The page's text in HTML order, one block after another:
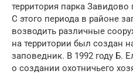
территория парка
С этого периода в районе
возводить различные
на территории был создан
заповедник. В 1992 году Б.
о создании охотничьего